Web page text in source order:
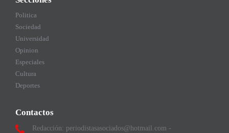
Politica
Sociedad
Universidad
Opinion
Especiales
Cultura
Deportes
Contactos
Redacción: periodistasasociados@hotmail.com -